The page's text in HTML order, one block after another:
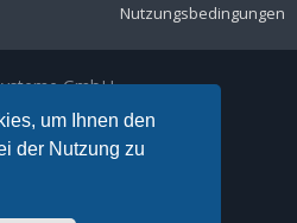
um Ihnen den
der Nutzung zu
Nutzungsbedingungen
GmbH
Straße 102
Remscheid
2191 59897 61